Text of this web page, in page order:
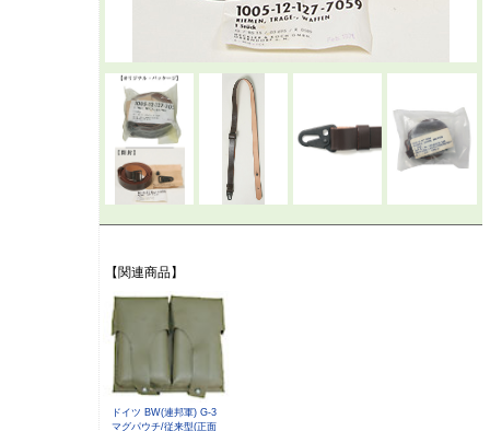
【関連商品】
ドイツ BW(連邦軍) G-3
マグパウチ/従来型(正面